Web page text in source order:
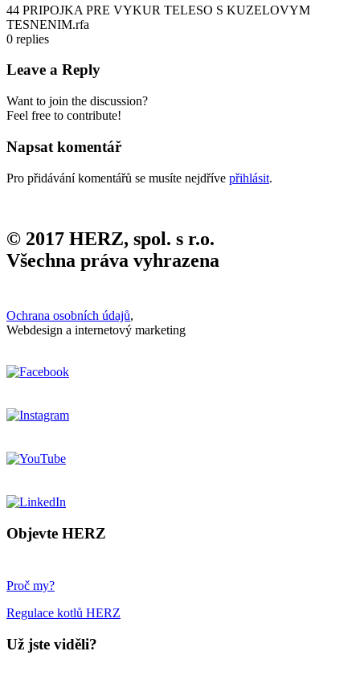
44 PRIPOJKA PRE VYKUR TELESO S KUZELOVYM
TESNENIM.rfa
0 replies
Leave a Reply
Want to join the discussion?
Feel free to contribute!
Napsat komentář
Pro přidávání komentářů se musíte nejdříve přihlásit.
© 2017 HERZ, spol. s r.o.
Všechna práva vyhrazena
Ochrana osobních údajů,
Webdesign a internetový marketing
Objevte HERZ
Proč my?
Regulace kotlů HERZ
Už jste viděli?